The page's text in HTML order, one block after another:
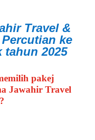
Travel &
ke
tahun 2025
pakej
Jawahir Travel